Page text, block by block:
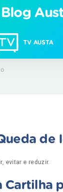
TV AUSTA
Blog
de
evitar e reduzir.
Cartilha